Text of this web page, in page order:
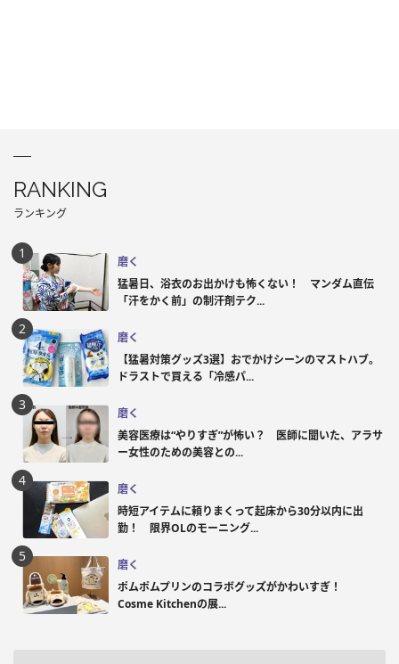
RANKING
ランキング
磨く
猛暑日、浴衣のお出かけも怖くない！ マンダム直伝
「汗をかく前」の制汗剤テク...
磨く
【猛暑対策グッズ3選】おでかけシーンのマストハブ。
ドラストで買える「冷感パ...
磨く
美容医療は“やりすぎ”が怖い？ 医師に聞いた、アラサ
ー女性のための美容との...
磨く
時短アイテムに頼りまくって起床から30分以内に出
勤！ 限界OLのモーニング...
磨く
ポムポムプリンのコラボグッズがかわいすぎ！
Cosme Kitchenの展...